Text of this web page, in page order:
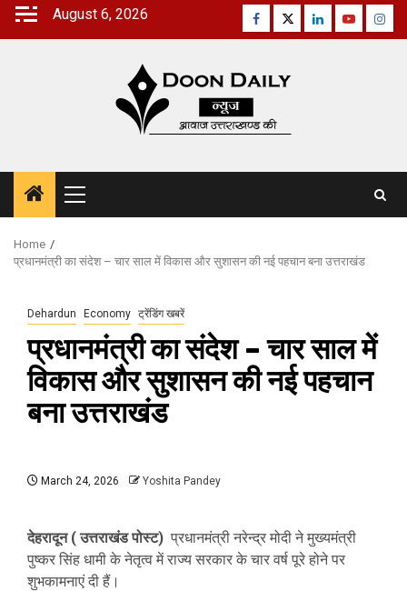
Skip
August 6, 2026 Facebook
TwitterLinkedinYoutube
Primary
Menu
Home
प्रधानमंत्री का संदेश – चार साल में विकास और सुशासन की नई पहचान बना उत्तराखंड
Dehardun Economy ट्रेंडिंग खबरें
प्रधानमंत्री का संदेश – चार साल में
विकास और सुशासन की नई पहचान
बना उत्तराखंड
March 24, 2026 Yoshita Pandey
देहरादून ( उत्तराखंड पोस्ट) प्रधानमंत्री नरेन्द्र मोदी ने मुख्यमंत्री
पुष्कर सिंह धामी के नेतृत्व में राज्य सरकार के चार वर्ष पूरे होने पर
शुभकामनाएं दी हैं।